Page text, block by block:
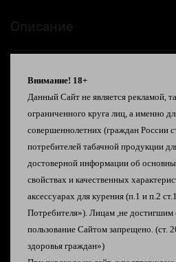
Описание
Bubble Gun -
Cherry Cola -Вишнёвая
Grapple Slapcurrant
Яблок
Iron Bruise -
Кислинкой и Цитрусом
Lemon Mint - Лимон и
Sub-Lime - Кисло-
Rich Black Grape -
Внимание! 18+
Данный Сайт не является рекламой,
ограниченного круга лиц, а именно
совершеннолетних (граждан России
потребителей табачной продукции
достоверной информации об
свойствах и качественных
аксессуарах для курения (п.1 и п.2
Потребителя»). Лицам ,не достигшим
пользование Сайтом запрещено.
здоровья граждан»)